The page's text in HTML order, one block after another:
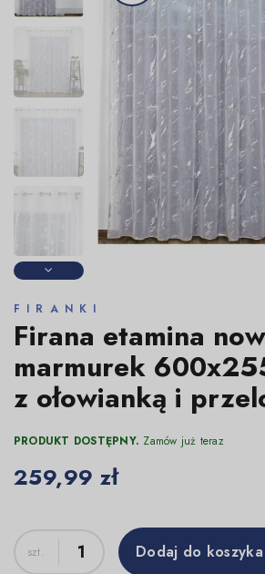
FIRANKI
Firana etamina
marmurek
z ołowianką i
PRODUKT DOSTĘPNY. Zamów już teraz
259,99 zł
Dodaj do koszyka